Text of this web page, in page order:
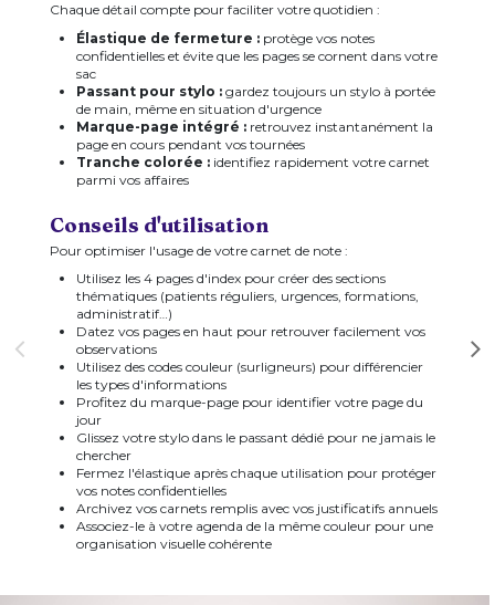
Chaque détail compte pour faciliter votre quotidien :
Élastique de fermeture :protège vos notes
confidentielles et évite que les pages se cornent dans votre
sac
Passant pour stylo :gardez toujours un stylo à portée
de main, même en situation d'urgence
Marque-page intégré :retrouvez instantanément la
page en cours pendant vos tournées
Tranche colorée :identifiez rapidement votre carnet
parmi vos affaires
Conseils d'utilisation
Pour optimiser l'usage de votre carnet de note :
Utilisez les 4 pages d'index pour créer des sections
thématiques (patients réguliers, urgences, formations,
administratif…)
Datez vos pages en haut pour retrouver facilement vos
observations
Utilisez des codes couleur (surligneurs) pour différencier
les types d'informations
Profitez du marque-page pour identifier votre page du
jour
Glissez votre stylo dans le passant dédié pour ne jamais le
chercher
Fermez l'élastique après chaque utilisation pour protéger
vos notes confidentielles
Archivez vos carnets remplis avec vos justificatifs annuels
Associez-le à votre agenda de la même couleur pour une
organisation visuelle cohérente